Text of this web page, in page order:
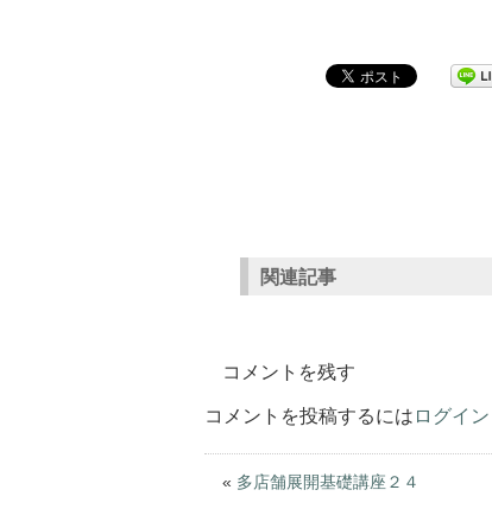
関連記事
コメントを残す
コメントを投稿するには ログイン
« 多店舗展開基礎講座２４